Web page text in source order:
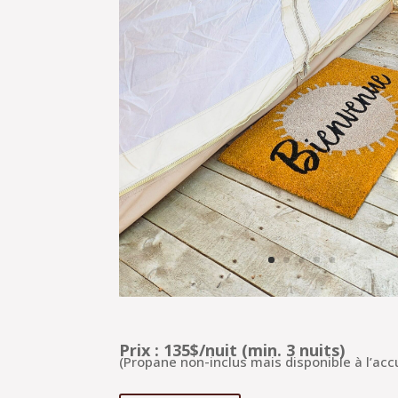
Prix : 135$/nuit (min. 3 nuits)
(Propane non-inclus mais disponible à